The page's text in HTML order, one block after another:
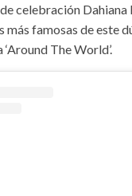
celebración
más famosas de este
‘Around The World’.